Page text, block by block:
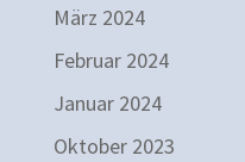
März 2024
Februar 2024
Januar 2024
Oktober 2023